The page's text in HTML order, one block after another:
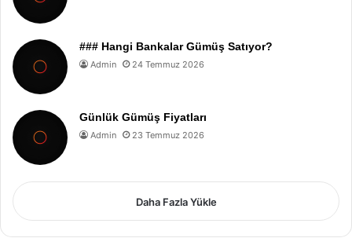
### Hangi Bankalar Gümüş Satıyor?
Admin 24 Temmuz 2026
Günlük Gümüş Fiyatları
Admin 23 Temmuz 2026
Daha Fazla Yükle